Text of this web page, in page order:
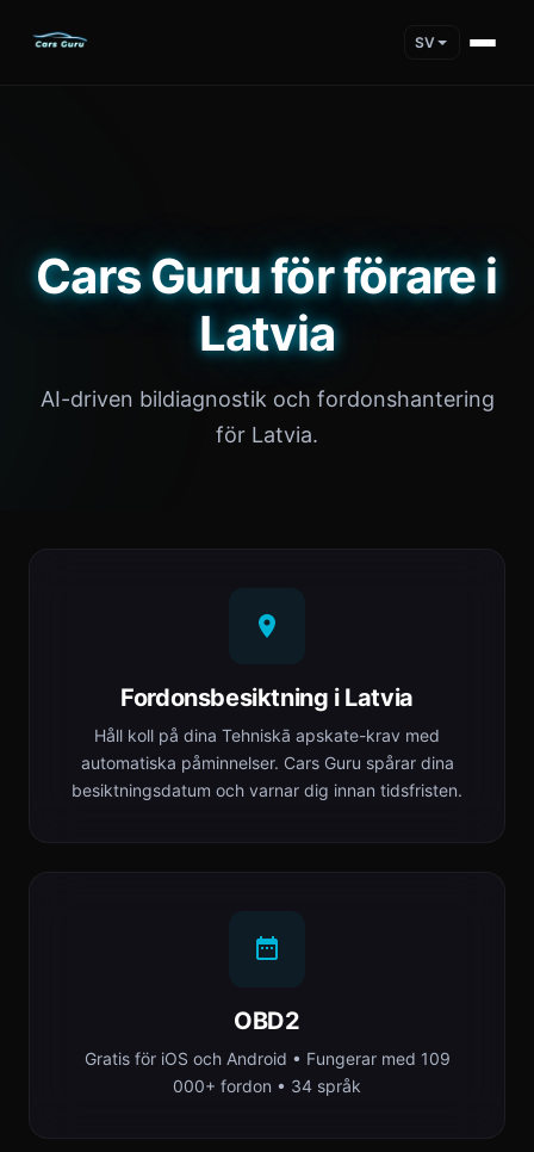
SV
Cars Guru för förare i
Latvia
AI-driven bildiagnostik och fordonshantering
för Latvia.
Fordonsbesiktning i Latvia
Håll koll på dina Tehniskā apskate-krav med
automatiska påminnelser. Cars Guru spårar dina
besiktningsdatum och varnar dig innan tidsfristen.
OBD2
Gratis för iOS och Android • Fungerar med 109
000+ fordon • 34 språk